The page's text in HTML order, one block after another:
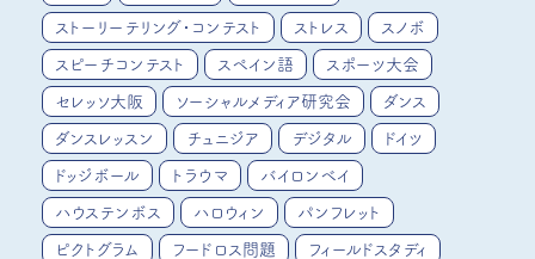
ストーリーテリング・コンテスト ストレス スノボ
スピーチコンテスト スペイン語 スポーツ大会
セレッソ大阪 ソーシャルメディア研究会 ダンス
ダンスレッスン チュニジア デジタル ドイツ
ドッジボール トラウマ バイロンベイ
ハウステンボス ハロウィン パンフレット
ピクトグラム フードロス問題 フィールドスタディ